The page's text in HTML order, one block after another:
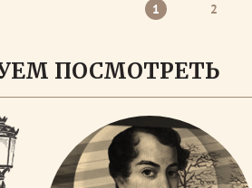
1 2
ПОСМОТРЕТЬ